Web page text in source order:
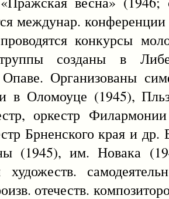
междунар.
конкурсы
созданы в
Опаве. Организованы
в Оломоуце (1945),
оркестр
Брненского края и др.
(1945), им. Новака
художеств.
отечеств.